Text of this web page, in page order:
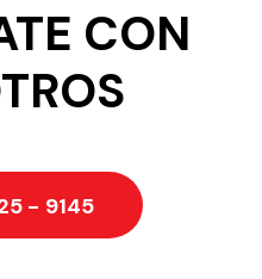
CON
- 9145